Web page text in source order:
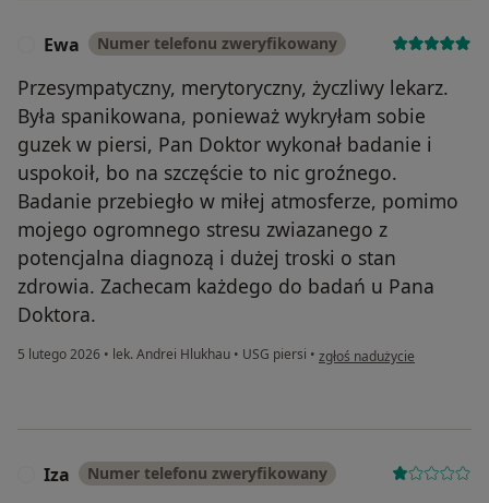
Ewa Numer telefonu zweryfikowany
Przesympatyczny, merytoryczny, życzliwy lekarz.
Była spanikowana, ponieważ wykryłam sobie
guzek w piersi, Pan Doktor wykonał badanie i
uspokoił, bo na szczęście to nic groźnego.
Badanie przebiegło w miłej atmosferze, pomimo
mojego ogromnego stresu zwiazanego z
potencjalna diagnozą i dużej troski o stan
zdrowia. Zachecam każdego do badań u Pana
Doktora.
5 lutego 2026 • lek. Andrei Hlukhau • USG piersi • w opinii użytkownika Ewa
zgłoś nadużycie
Iza Numer telefonu zweryfikowany